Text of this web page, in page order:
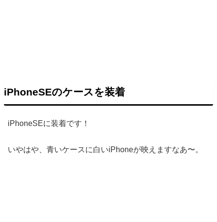
iPhoneSEのケースを装着
iPhoneSEに装着です！
いやはや、青いケースに白いiPhoneが映えますなあ〜。